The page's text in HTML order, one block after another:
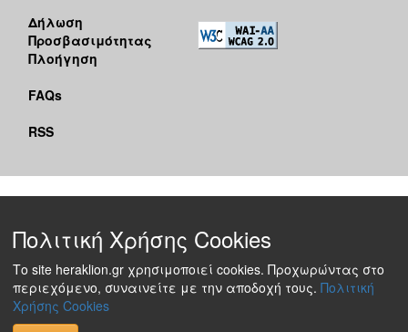
Δήλωση
Προσβασιμότητας
Πλοήγηση
FAQs
RSS
Πολιτική Χρήσης Cookies
Το site heraklion.gr χρησιμοποιεί cookies. Προχωρώντας στο
περιεχόμενο, συναινείτε με την αποδοχή τους. Πολιτική
Χρήσης Cookies